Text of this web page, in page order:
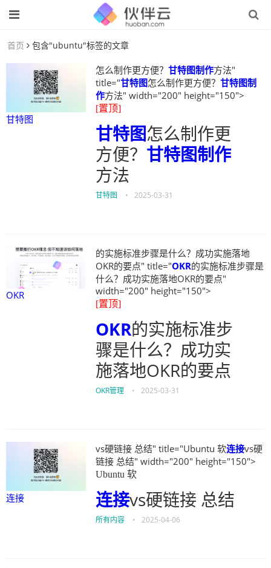
首页 包含"ubuntu"标签的文章
甘特图
怎么制作更方便？ 甘特图制作方法"
title="甘特图怎么制作更方便？ 甘特图制
作方法" width="200" height="150">
[置顶]
甘特图怎么制作更
方便？ 甘特图制作
方法
甘特图 • 2025-03-31
OKR
的实施标准步骤是什么？成功实施落地
OKR的要点" title="OKR的实施标准步骤是
什么？成功实施落地OKR的要点"
width="200" height="150">
[置顶]
OKR的实施标准步
骤是什么？成功实
施落地OKR的要点
OKR管理 • 2025-03-31
连接
vs硬链接 总结" title="Ubuntu 软连接vs硬
链接 总结" width="200" height="150">
Ubuntu 软
连接vs硬链接 总结
所有内容 • 2025-04-06